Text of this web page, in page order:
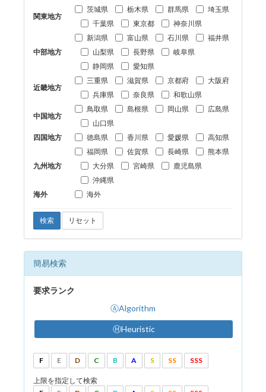
関東地方
茨城県 栃木県 群馬県
埼玉県
千葉県
東京都 神奈川県
中部地方
新潟県 富山県 石川県
福井県
山梨県
長野県
岐阜県
静岡県
愛知県
近畿地方
三重県 滋賀県 京都府
大阪府
兵庫県
奈良県 和歌山県
中国地方
鳥取県 島根県 岡山県
広島県
山口県
四国地方
徳島県 香川県 愛媛県 高知県
九州地方
福岡県 佐賀県 長崎県
熊本県
大分県
宮崎県
鹿児島県
沖縄県
海外
海外
検索 リセット
簡易検索
要求ランク
ⒶAlgorithm
ⒽHeuristic
F E D C B A S SS SSS
上限を指定して検索